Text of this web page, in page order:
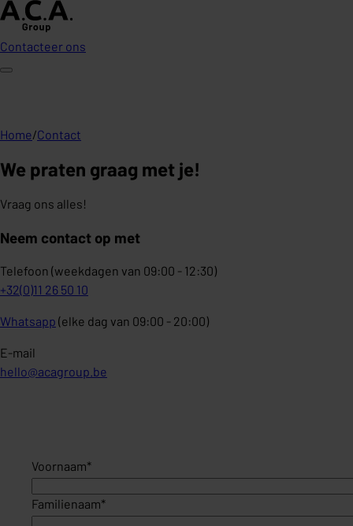
Contacteer ons
Home/Contact
We praten graag met je!
Vraag ons alles!
Neem contact op met
Telefoon (weekdagen van 09:00 - 12:30)
+32(0)11 26 50 10
Whatsapp (elke dag van 09:00 - 20:00)
E-mail
hello@acagroup.be
Voornaam*
Familienaam*